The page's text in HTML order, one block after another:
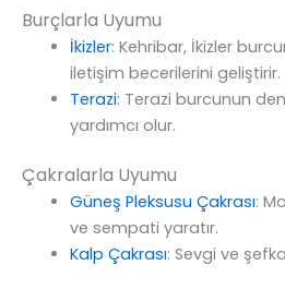
Burçlarla Uyumu
İkizler: Kehribar, İkizler
iletişim becerilerini geliştirir.
Terazi: Terazi burcunun
yardımcı olur.
Çakralarla Uyumu
Güneş Pleksusu Çakrası:
ve sempati yaratır.
Kalp Çakrası: Sevgi ve